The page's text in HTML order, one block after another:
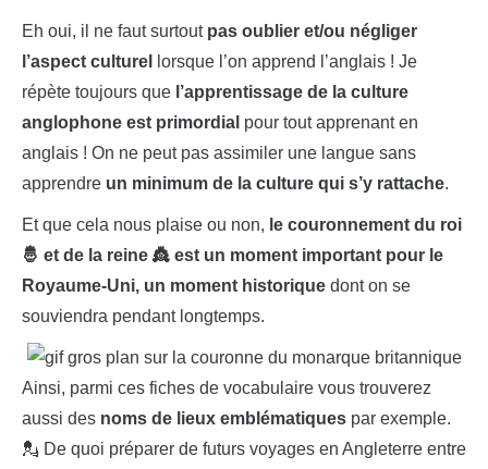
Eh oui, il ne faut surtout pas oublier et/ou négliger
l’aspect culturel
lorsque l’on apprend l’anglais ! Je
répète toujours que l’apprentissage de la culture
anglophone est primordial pour tout apprenant en
anglais ! On ne peut pas assimiler une langue sans
apprendre un minimum de la culture qui s’y rattache.
Et que cela nous plaise ou non, le couronnement du roi
🤴 et de la reine 👸 est un moment important pour le
Royaume-Uni, un moment historique dont on se
souviendra pendant longtemps.
Ainsi, parmi ces fiches de vocabulaire vous trouverez
aussi des noms de lieux emblématiques par exemple.
💂 De quoi préparer de futurs voyages en Angleterre entre